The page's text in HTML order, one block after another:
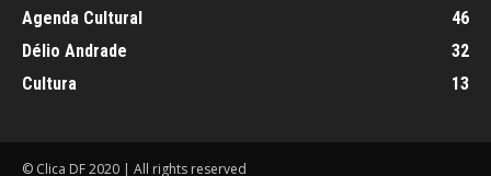
Agenda Cultural
46
Délio Andrade
32
Cultura
13
© Clica DF 2020 | All rights reserved